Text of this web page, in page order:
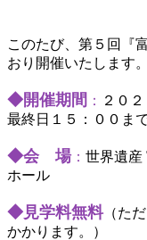
このたび、第５回『
おり開催いたします。
◆開催期間 ：
２０
最終日１５：００ま
◆会 場： 世界遺産
ホール
◆見学料無料（た
かかります。）